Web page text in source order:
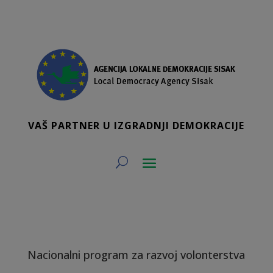
VAŠ PARTNER U IZGRADNJI DEMOKRACIJE
Nacionalni program za razvoj volonterstva